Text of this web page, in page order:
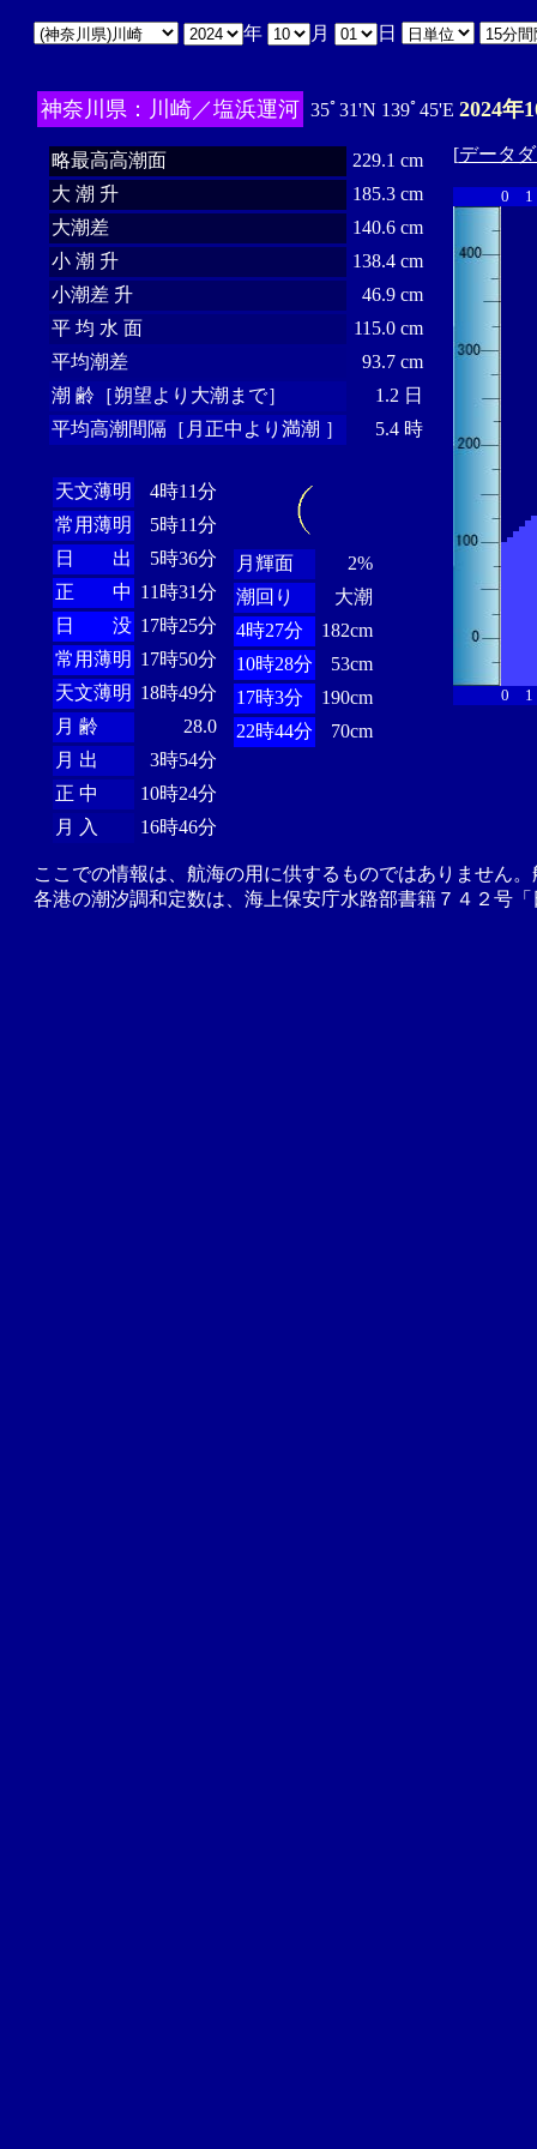
年 月 日
神奈川県：川崎／塩浜運河 35ﾟ31'N 139ﾟ45'E 2024年
略最高高潮面
229.1 cm
大 潮 升
185.3 cm
大潮差
140.6 cm
小 潮 升
138.4 cm
小潮差 升
46.9 cm
平 均 水 面
115.0 cm
平均潮差
93.7 cm
潮 齢［朔望より大潮まで］
1.2 日
平均高潮間隔［月正中より満潮 ］
5.4 時
天文薄明
4時11分
常用薄明
5時11分
日 出
5時36分
正 中 11時31分
日 没 17時25分
常用薄明 17時50分
天文薄明 18時49分
月 齢
28.0
月 出
3時54分
正 中
10時24分
月 入
16時46分
月輝面
2%
潮回り
大潮
4時27分
182cm
10時28分
53cm
17時3分
190cm
22時44分
70cm
[データ
0 1
0 1
ここでの情報は、航海の用に供するものではありません
各港の潮汐調和定数は、海上保安庁水路部書籍７４２号